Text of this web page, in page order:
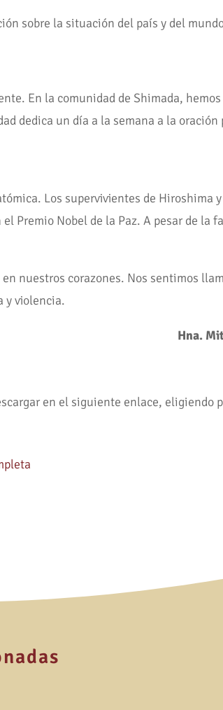
sobre la situación del país y del
En la comunidad de Shimada, hemos
dedica un día a la semana a la oración
Los supervivientes de Hiroshima
Premio Nobel de la Paz. A pesar de la
nuestros corazones. Nos sentimos
y violencia.
Hna.
en el siguiente enlace, eligiendo